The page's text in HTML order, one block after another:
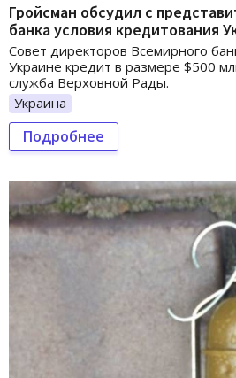
Гройсман обсудил с
банка условия кредитования
Совет директоров Всемирного
Украине кредит в размере $500
служба Верховной Рады.
Украина
Подробнее